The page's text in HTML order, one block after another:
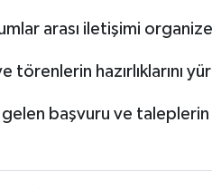
arası iletişimi
törenlerin hazırlıklarını
gelen başvuru ve